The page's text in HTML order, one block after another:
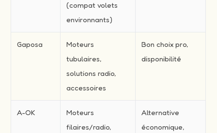
(compat volets
environnants)
Gaposa
Moteurs
tubulaires,
solutions radio,
accessoires
Bon choix pro,
disponibilité
A-OK
Moteurs
filaires/radio,
Alternative
économique,